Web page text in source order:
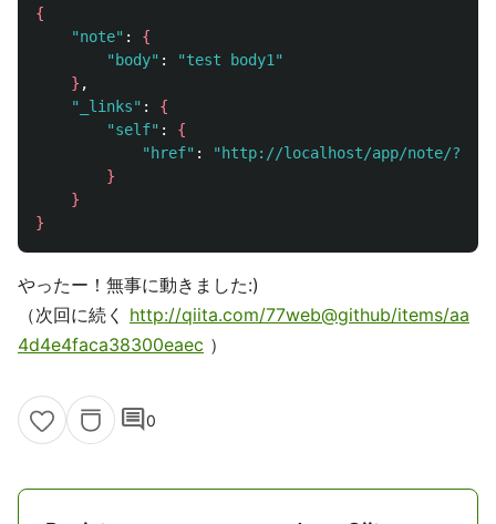
{
"note" : {
"body" :
"test body1"
} ,
"_links" : {
"self" : {
"href" :
"http://localhost/app/note/
}
}
}
やったー！無事に動きました:)
（次回に続く http://qiita.com/77web@github/items/aa
4d4e4faca38300eaec ）
comment0